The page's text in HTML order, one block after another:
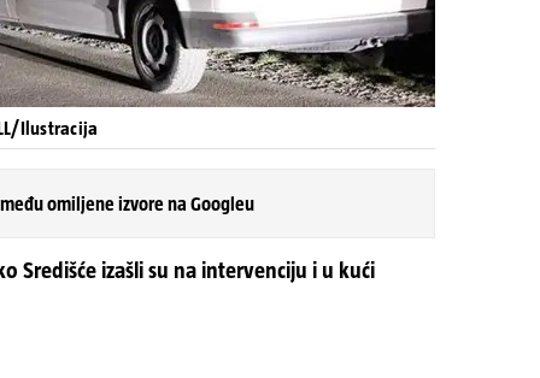
Ilustracija
omiljene izvore na Googleu
Središće izašli su na intervenciju i u kući